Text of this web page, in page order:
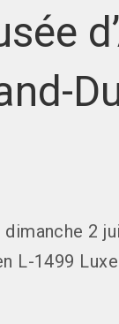
dimanche 2
L-1499